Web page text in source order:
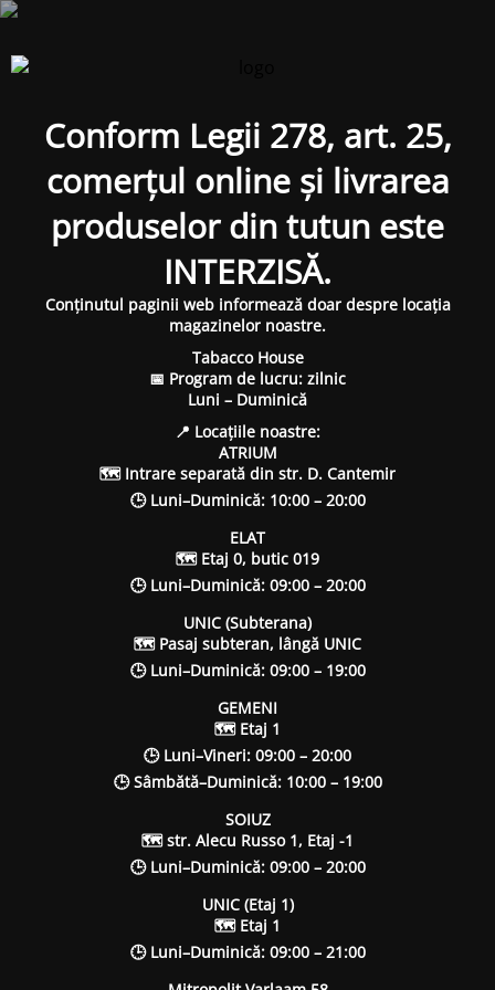
Conform Legii 278, art. 25,
comerțul online și livrarea
produselor din tutun este
INTERZISĂ.
Conținutul paginii web informează doar despre locația
magazinelor noastre.
Tabacco House
📅 Program de lucru: zilnic
Luni – Duminică
📍 Locațiile noastre:
ATRIUM
🗺 Intrare separată din str. D. Cantemir
🕒 Luni–Duminică: 10:00 – 20:00
ELAT
🗺 Etaj 0, butic 019
🕒 Luni–Duminică: 09:00 – 20:00
UNIC (Subterana)
🗺 Pasaj subteran, lângă UNIC
🕒 Luni–Duminică: 09:00 – 19:00
GEMENI
🗺 Etaj 1
🕒 Luni–Vineri: 09:00 – 20:00
🕒 Sâmbătă–Duminică: 10:00 – 19:00
SOIUZ
🗺 str. Alecu Russo 1, Etaj -1
🕒 Luni–Duminică: 09:00 – 20:00
UNIC (Etaj 1)
🗺 Etaj 1
🕒 Luni–Duminică: 09:00 – 21:00